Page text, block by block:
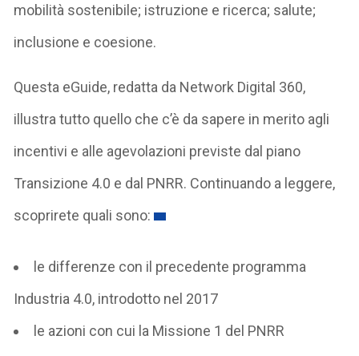
mobilità sostenibile; istruzione e ricerca; salute;
inclusione e coesione.
Questa eGuide, redatta da Network Digital 360,
illustra tutto quello che c’è da sapere in merito agli
incentivi e alle agevolazioni previste dal piano
Transizione 4.0 e dal PNRR. Continuando a leggere,
scoprirete quali sono:
le differenze con il precedente programma
Industria 4.0, introdotto nel 2017
le azioni con cui la Missione 1 del PNRR